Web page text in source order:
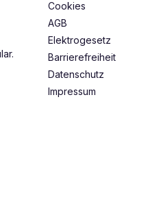
.
Cookies
AGB
Elektrogesetz
Barrierefreiheit
Datenschutz
Impressum